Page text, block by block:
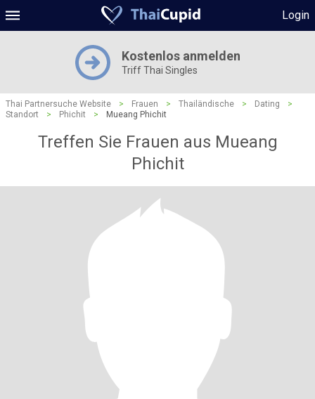
Login
Kostenlos anmelden
Triff Thai Singles
Thai Partnersuche Website > Frauen > Thailändische > Dating
>
Standort
> Phichit > Mueang Phichit
Treffen Sie Frauen aus Mueang
Phichit